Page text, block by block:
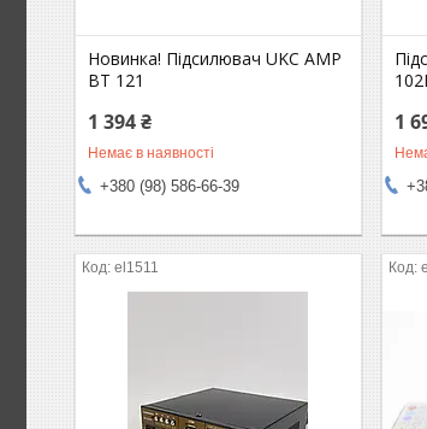
Новинка! Підсилювач UKC AMP
BT 121
1 394 ₴
Немає в наявності
+380 (98) 586-66-39
1
el1511